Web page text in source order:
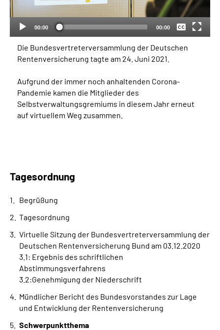
Mein Kundenportal
00:00 00:00
Deutsch
Die Bundesvertreterversammlung der Deutschen
Rentenversicherung tagte am 24. Juni 2021.
Aufgrund der immer noch anhaltenden Corona-
Pandemie kamen die Mitglieder des
Selbstverwaltungsgremiums in diesem Jahr erneut
auf virtuellem Weg zusammen.
Tagesordnung
Begrüßung
Tagesordnung
Virtuelle Sitzung der Bundesvertreterversammlung der
Deutschen Rentenversicherung Bund am 03.12.2020
3.1: Ergebnis des schriftlichen
Abstimmungsverfahrens
3.2:Genehmigung der Niederschrift
Mündlicher Bericht des Bundesvorstandes zur Lage
und Entwicklung der Rentenversicherung
Schwerpunktthema